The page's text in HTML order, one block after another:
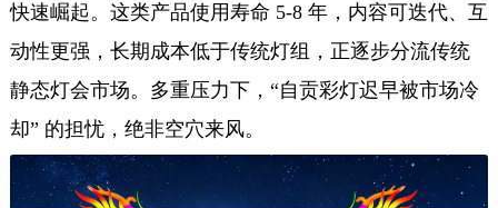
快速崛起。这类产品使用寿命 5-8 年，内容可迭代、互
动性更强，长期成本低于传统灯组，正逐步分流传统
静态灯会市场。多重压力下，“自贡彩灯迟早被市场冷
却” 的担忧，绝非空穴来风。